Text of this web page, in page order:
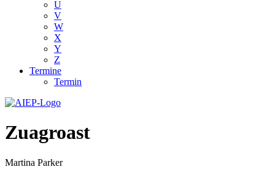
U
V
W
X
Y
Z
Termine
Termin
Zuagroast
Martina Parker